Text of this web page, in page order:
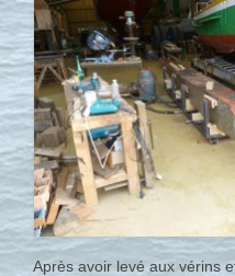
Après avoir levé aux vérins